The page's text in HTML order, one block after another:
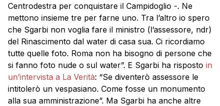
Centrodestra per conquistare il Campidoglio -. Ne
mettono insieme tre per farne uno. Tra l’altro io spero
che Sgarbi non voglia fare il ministro (l’assessore, ndr)
del Rinascimento dal water di casa sua. Ci ricordiamo
tutte quelle foto. Roma non ha bisogno di persone che
si fanno foto nude o sul water”. E Sgarbi ha risposto in
un’intervista a La Verità: “Se diventerò assessore le
intitolerò un vespasiano. Come fosse un monumento
alla sua amministrazione”. Ma Sgarbi ha anche altre